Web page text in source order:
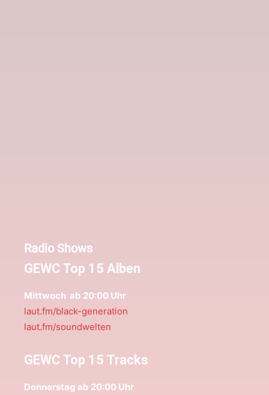
Radio Shows
GEWC Top 15 Alben
Mittwoch ab 20:00 Uhr
laut.fm/black-generation
laut.fm/soundwelten
GEWC Top 15 Tracks
Donnerstag ab 20:00 Uhr